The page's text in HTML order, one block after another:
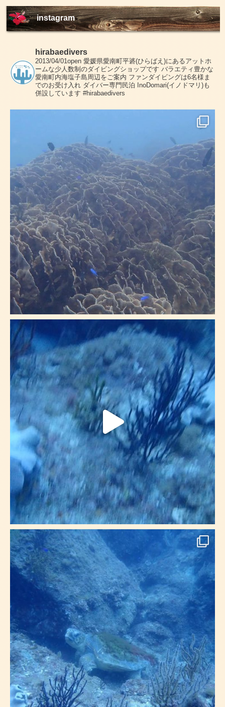
instagram
hirabaedivers
2013/04/01open 愛媛県愛南町平碆(ひらばえ)にあるアットホ
ームな少人数制のダイビングショップです バラエティ豊かな
愛南町内海塩子島周辺をご案内 ファンダイビングは6名様ま
でのお受け入れ ダイバー専門民泊 InoDomari(イノドマリ)も
併設しています #hirabaedivers